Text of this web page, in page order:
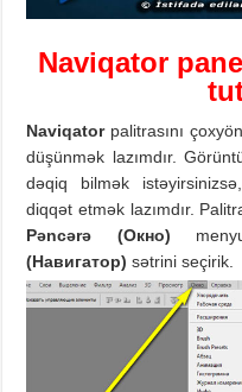
Naviqator
Naviqatorpalitrasını
düşünmək lazımdır.
dəqiq bilmək
diqqət etmək lazımdır.
Pəncərə (Окно)
(Навигатор) sətrini seçirik.